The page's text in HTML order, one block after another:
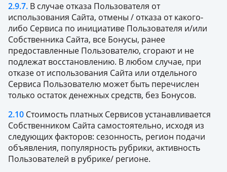
2.9.7. В случае отказа Пользователя от
использования Сайта, отмены / отказа от какого-
либо Сервиса по инициативе Пользователя и/или
Собственника Сайта, все Бонусы, ранее
предоставленные Пользователю, сгорают и не
подлежат восстановлению. В любом случае, при
отказе от использования Сайта или отдельного
Сервиса Пользователю может быть перечислен
только остаток денежных средств, без Бонусов.
2.10 Стоимость платных Сервисов устанавливается
Собственником Сайта самостоятельно, исходя из
следующих факторов: сезонность, регион подачи
объявления, популярность рубрики, активность
Пользователей в рубрике/ регионе.